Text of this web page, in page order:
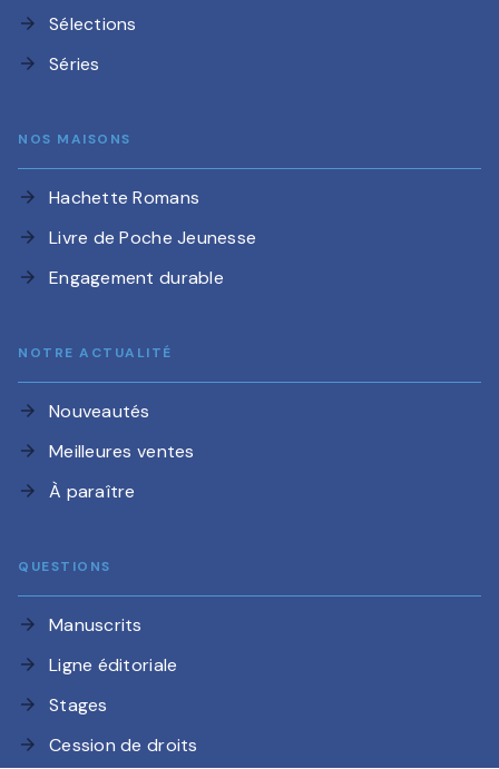
arrow_forward Sélections
arrow_forward Séries
NOS MAISONS
arrow_forward Hachette Romans
arrow_forward Livre de Poche Jeunesse
arrow_forward Engagement durable
NOTRE ACTUALITÉ
arrow_forward Nouveautés
arrow_forward Meilleures ventes
arrow_forward À paraître
QUESTIONS
arrow_forward Manuscrits
arrow_forward Ligne éditoriale
arrow_forward Stages
arrow_forward Cession de droits